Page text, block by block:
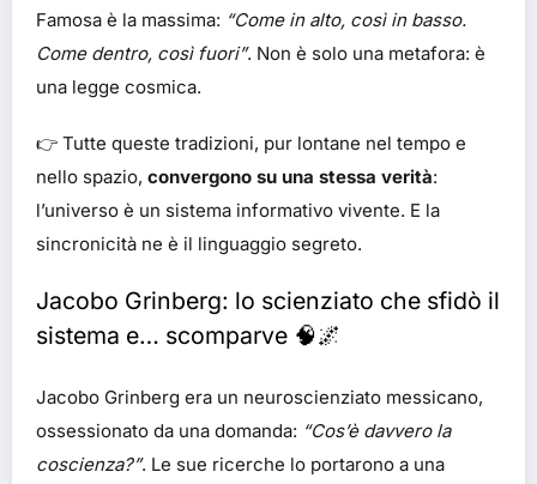
Famosa è la massima: “Come in alto, così in basso.
Come dentro, così fuori”. Non è solo una metafora: è
una legge cosmica.
👉 Tutte queste tradizioni, pur lontane nel tempo e
nello spazio, convergono su una stessa verità:
l’universo è un sistema informativo vivente. E la
sincronicità ne è il linguaggio segreto.
Jacobo Grinberg: lo scienziato che sfidò il
sistema e… scomparve 🧠🌌
Jacobo Grinberg era un neuroscienziato messicano,
ossessionato da una domanda: “Cos’è davvero la
coscienza?”. Le sue ricerche lo portarono a una